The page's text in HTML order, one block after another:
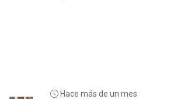
Hace más de un mes